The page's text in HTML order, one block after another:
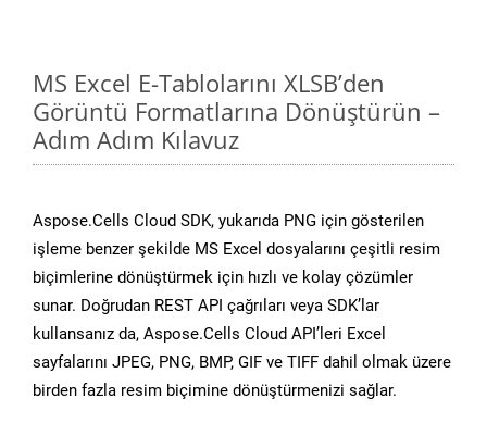
MS Excel E-Tablolarını XLSB’den
Görüntü Formatlarına Dönüştürün –
Adım Adım Kılavuz
Aspose.Cells Cloud SDK, yukarıda PNG için gösterilen
işleme benzer şekilde MS Excel dosyalarını çeşitli resim
biçimlerine dönüştürmek için hızlı ve kolay çözümler
sunar. Doğrudan REST API çağrıları veya SDK’lar
kullansanız da, Aspose.Cells Cloud API’leri Excel
sayfalarını JPEG, PNG, BMP, GIF ve TIFF dahil olmak üzere
birden fazla resim biçimine dönüştürmenizi sağlar.